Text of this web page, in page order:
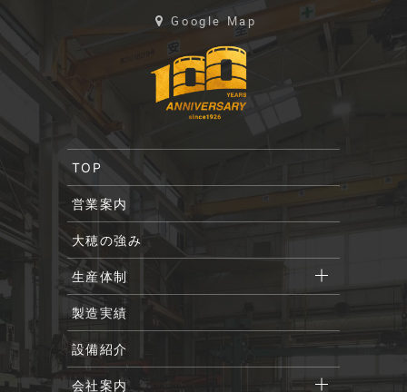
Google Map
TOP
営業案内
大穂の強み
生産体制
製造実績
設備紹介
会社案内